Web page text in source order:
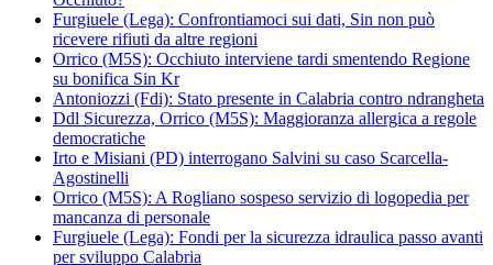
Furgiuele (Lega): Confrontiamoci sui dati, Sin non può
ricevere rifiuti da altre regioni
Orrico (M5S): Occhiuto interviene tardi smentendo Regione
su bonifica Sin Kr
Antoniozzi (Fdi): Stato presente in Calabria contro ndrangheta
Ddl Sicurezza, Orrico (M5S): Maggioranza allergica a regole
democratiche
Irto e Misiani (PD) interrogano Salvini su caso Scarcella-
Agostinelli
Orrico (M5S): A Rogliano sospeso servizio di logopedia per
mancanza di personale
Furgiuele (Lega): Fondi per la sicurezza idraulica passo avanti
per sviluppo Calabria